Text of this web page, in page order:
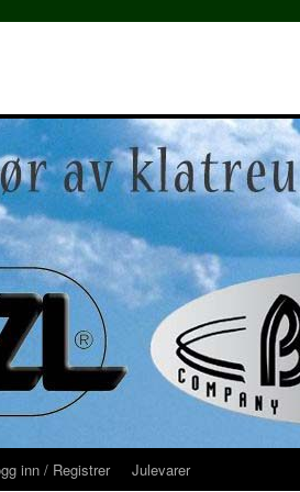
inn / Registrer Julevarer